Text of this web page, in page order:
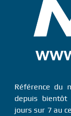
Référence du
depuis
jours sur 7 au